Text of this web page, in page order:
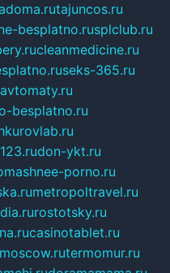
tajuncos.ru
besplatno.rusplclub.ru
cleanmedicine.ru
seks-365.ru
besplatno.ru
don-ykt.ru
porno.ru
metropoltravel.ru
rostotsky.ru
casinotablet.ru
termomur.ru